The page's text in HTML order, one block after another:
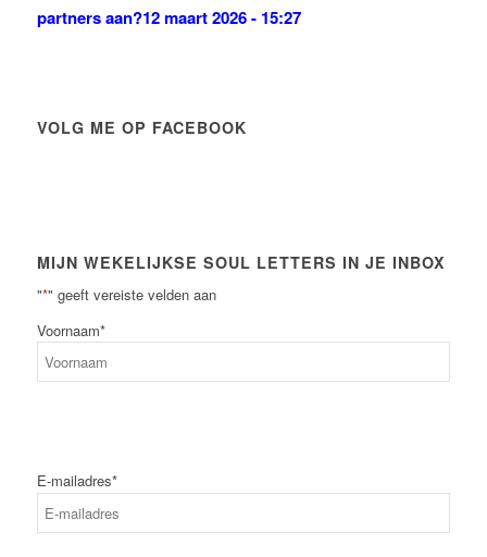
partners aan?12 maart 2026 - 15:27
VOLG ME OP FACEBOOK
MIJN WEKELIJKSE SOUL LETTERS IN JE INBOX
"*" geeft vereiste velden aan
Voornaam*
E-mailadres*